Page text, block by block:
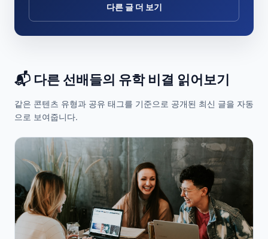
다른 글 더 보기
📬 다른 선배들의 유학 비결 읽어보기
같은 콘텐츠 유형과 공유 태그를 기준으로 공개된 최신 글을 자동
으로 보여줍니다.